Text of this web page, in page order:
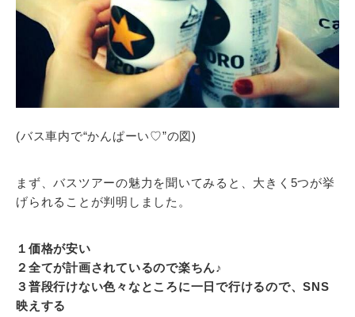
(バス車内で“かんぱーい♡”の図)
まず、バスツアーの魅力を聞いてみると、大きく5つが挙
げられることが判明しました。
１価格が安い
２全てが計画されているので楽ちん♪
３普段行けない色々なところに一日で行けるので、SNS
映えする